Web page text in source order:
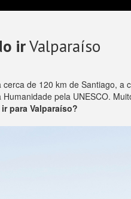
irValparaíso
de 120 km de Santiago,
pela UNESCO.
para Valparaíso?